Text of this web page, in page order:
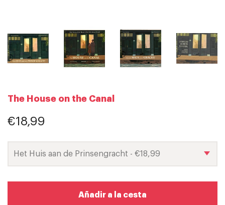
The House on the Canal
€18,99
Añadir a la cesta